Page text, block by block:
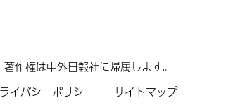
作権は中外日報社に帰属します。
イバシーポリシー サイトマップ